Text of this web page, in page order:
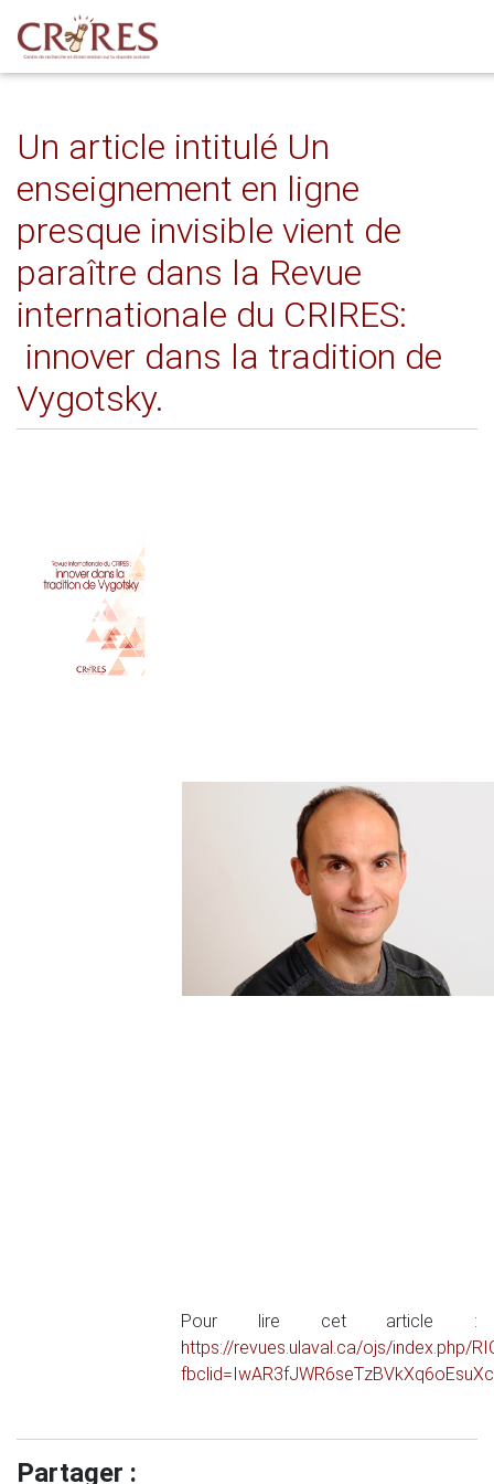
Un article intitulé Un
enseignement en ligne
presque invisible vient de
paraître dans la Revue
internationale du CRIRES:
innover dans la tradition de
Vygotsky.
Pour lire cet article :
https://revues.ulaval.ca/ojs/index.php/
Partager :